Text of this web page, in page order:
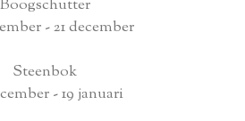
Boogschutter
- 21 december
Steenbok
- 19 januari